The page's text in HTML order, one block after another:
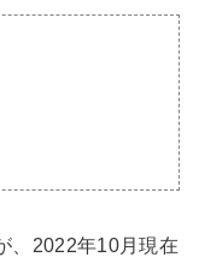
、2022年10月現在